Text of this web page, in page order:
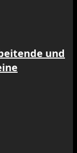
und